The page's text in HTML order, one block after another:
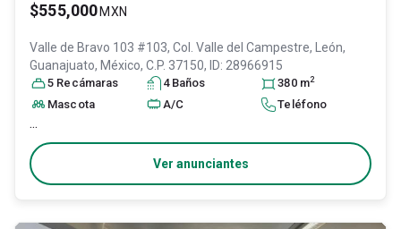
$555,000 MXN
Valle de Bravo 103 #103, Col. Valle del Campestre, León,
Guanajuato, México, C.P. 37150, ID: 28966915
5 Recámaras 4 Baños 380 m2
Mascota A/C Teléfono
...
Ver anunciantes